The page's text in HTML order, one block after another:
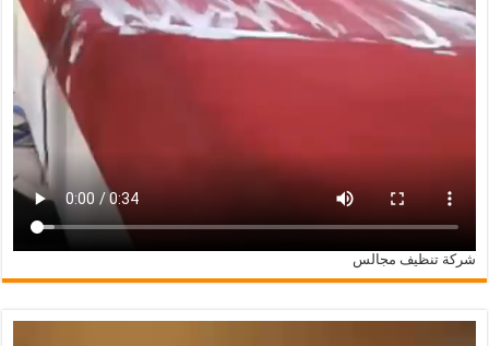
شركة تنظيف مجالس